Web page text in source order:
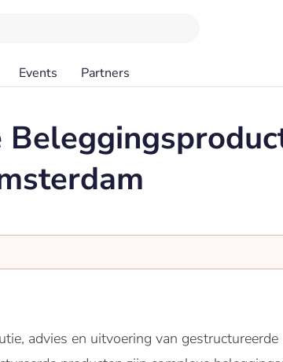
Events Partners
advies en uitvoering van gestructureerde